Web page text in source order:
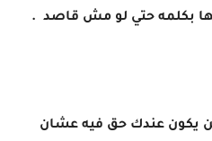
بكلمه حتي لو مش قاصد .
يكون عندك حق فيه عشان